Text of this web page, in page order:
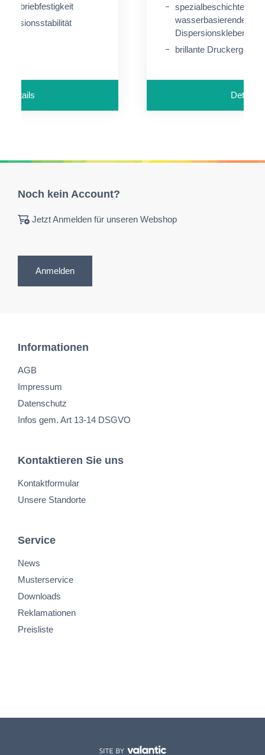
Abriebfestigkeit
Details
spezialbeschichtet, mit
wasserbasierendem
Dispersionskleber
brillante
Details
Noch kein Account?
Jetzt Anmelden für unseren Webshop
Anmelden
Informationen
AGB
Impressum
Datenschutz
Infos gem. Art 13-14 DSGVO
Kontaktieren Sie uns
Kontaktformular
Unsere Standorte
Service
News
Musterservice
Downloads
Reklamationen
Preisliste